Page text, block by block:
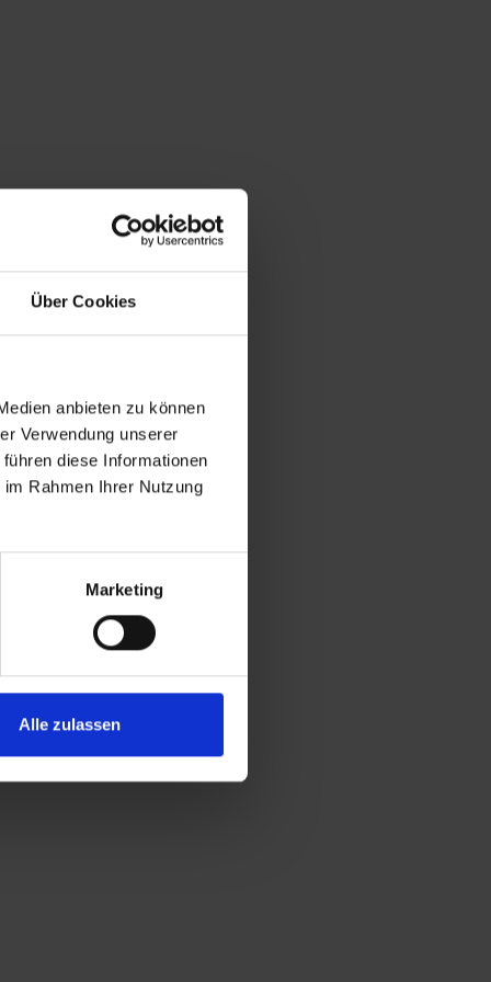
Über Cookies
anbieten zu können
Verwendung unserer
diese Informationen
Rahmen Ihrer Nutzung
Marketing
Alle zulassen